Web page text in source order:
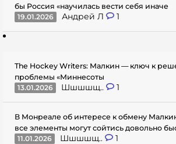
бы Россия «научилась вести себя иначе
19.01.2026
Андрей Л 1
The Hockey Writers: Малкин — ключ к
проблемы «Миннесоты
13.01.2026
Шшшшщ.. 1
В Монреале об интересе к обмену
все элементы могут сойтись довольно
11.01.2026
Шшшшщ.. 1